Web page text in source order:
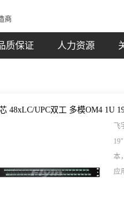
商
质保证 人力资源
48xLC/UPC双工 多模OM4 1U
本
应